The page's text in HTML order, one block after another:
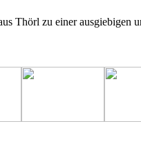
Thörl zu einer ausgiebigen